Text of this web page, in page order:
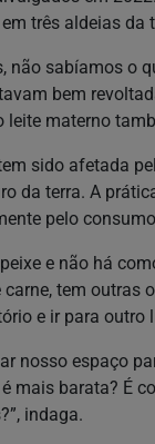
três aldeias da
não sabíamos o
bem
materno
sido afetada
da terra. A
pelo
e não há
tem outras
e ir para outro
nosso espaço
mais barata? É
indaga.